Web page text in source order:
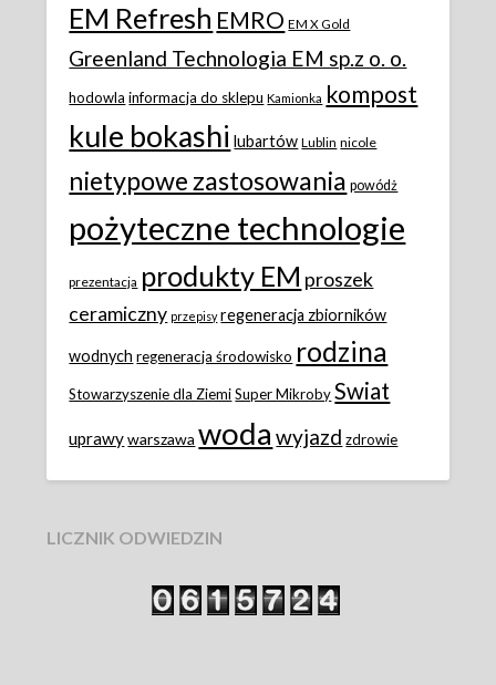
EM Refresh EMRO EM X Gold
Greenland Technologia EM sp.z o. o.
hodowla informacja do sklepu Kamionka kompost
kule bokashi lubartów Lublin nicole
nietypowe zastosowania powódż
pożyteczne technologie
prezentacja produkty EM proszek
ceramiczny przepisy regeneracja zbiorników
wodnych regeneracja środowisko rodzina
Stowarzyszenie dla Ziemi Super Mikroby Swiat
uprawy warszawa woda wyjazd zdrowie
LICZNIK ODWIEDZIN